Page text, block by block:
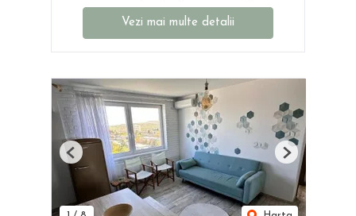
Vezi mai multe detalii
Previous Next